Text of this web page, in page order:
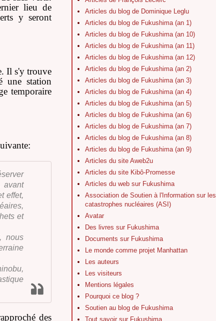
lieu de
y seront
Il s'y trouve
une station
temporaire
avant
effet,
et
nous
des
Articles du blog de Dominique Leglu
Articles du blog de Fukushima (an 1)
Articles du blog de Fukushima (an 10)
Articles du blog de Fukushima (an 11)
Articles du blog de Fukushima (an 12)
Articles du blog de Fukushima (an 2)
Articles du blog de Fukushima (an 3)
Articles du blog de Fukushima (an 4)
Articles du blog de Fukushima (an 5)
Articles du blog de Fukushima (an 6)
Articles du blog de Fukushima (an 7)
Articles du blog de Fukushima (an 8)
Articles du blog de Fukushima (an 9)
Articles du site Aweb2u
Articles du site Kibô-Promesse
Articles du web sur Fukushima
Association de Soutien à l'Information sur les
catastrophes nucléaires (ASI)
Avatar
Des livres sur Fukushima
Documents sur Fukushima
Le monde comme projet Manhattan
Les auteurs
Les visiteurs
Mentions légales
Pourquoi ce blog ?
Soutien au blog de Fukushima
Tout savoir sur Fukushima